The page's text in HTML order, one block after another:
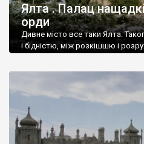
Ялта . Палац
орди
Дивне місто все таки Ялта.
і бідністю, між розкішшю і